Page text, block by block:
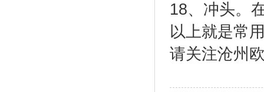
18、冲头。
以上就是常
请关注沧州